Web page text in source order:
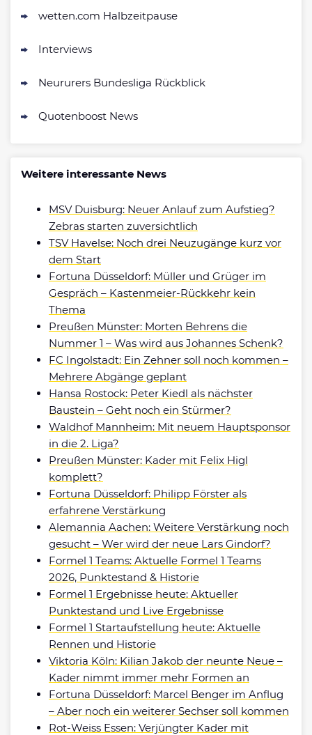
wetten.com Halbzeitpause
Interviews
Neururers Bundesliga Rückblick
Quotenboost News
Weitere interessante News
MSV Duisburg: Neuer Anlauf zum Aufstieg?
Zebras starten zuversichtlich
TSV Havelse: Noch drei Neuzugänge kurz vor
dem Start
Fortuna Düsseldorf: Müller und Grüger im
Gespräch – Kastenmeier-Rückkehr kein
Thema
Preußen Münster: Morten Behrens die
Nummer 1 – Was wird aus Johannes Schenk?
FC Ingolstadt: Ein Zehner soll noch kommen –
Mehrere Abgänge geplant
Hansa Rostock: Peter Kiedl als nächster
Baustein – Geht noch ein Stürmer?
Waldhof Mannheim: Mit neuem Hauptsponsor
in die 2. Liga?
Preußen Münster: Kader mit Felix Higl
komplett?
Fortuna Düsseldorf: Philipp Förster als
erfahrene Verstärkung
Alemannia Aachen: Weitere Verstärkung noch
gesucht – Wer wird der neue Lars Gindorf?
Formel 1 Teams: Aktuelle Formel 1 Teams
2026, Punktestand & Historie
Formel 1 Ergebnisse heute: Aktueller
Punktestand und Live Ergebnisse
Formel 1 Startaufstellung heute: Aktuelle
Rennen und Historie
Viktoria Köln: Kilian Jakob der neunte Neue –
Kader nimmt immer mehr Formen an
Fortuna Düsseldorf: Marcel Benger im Anflug
– Aber noch ein weiterer Sechser soll kommen
Rot-Weiss Essen: Verjüngter Kader mit